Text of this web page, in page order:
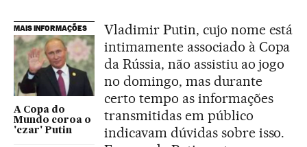
MAIS INFORMAÇÕES
A Copa do
Mundo coroa o
'czar' Putin
Vladimir Putin, cujo nome está
intimamente associado à Copa
da Rússia, não assistiu ao jogo
no domingo, mas durante
certo tempo as informações
transmitidas em público
indicavam dúvidas sobre isso.